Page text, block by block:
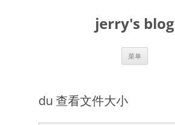
jerry's blog
菜单
du 查看文件大小